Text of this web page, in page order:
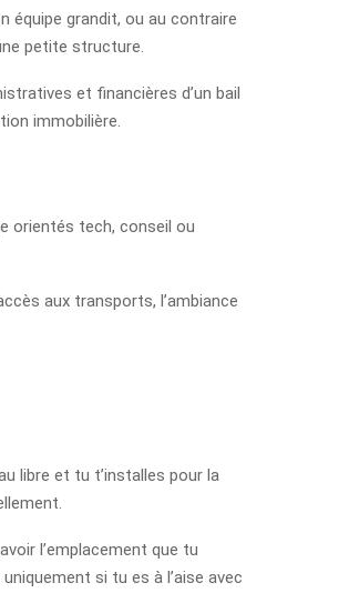
équipe grandit, ou au contraire
petite structure.
et financières d’un bail
immobilière.
orientés tech, conseil ou
aux transports, l’ambiance
libre et tu t’installes pour la
l’emplacement que tu
si tu es à l’aise avec